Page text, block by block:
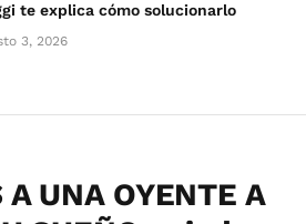
te explica cómo solucionarlo
3, 2026
A UNA OYENTE A